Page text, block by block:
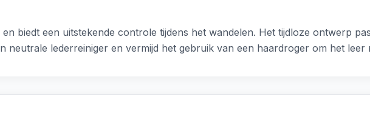
biedt een uitstekende controle tijdens het wandelen. Het tijdloze ontwerp
neutrale lederreiniger en vermijd het gebruik van een haardroger om het leer